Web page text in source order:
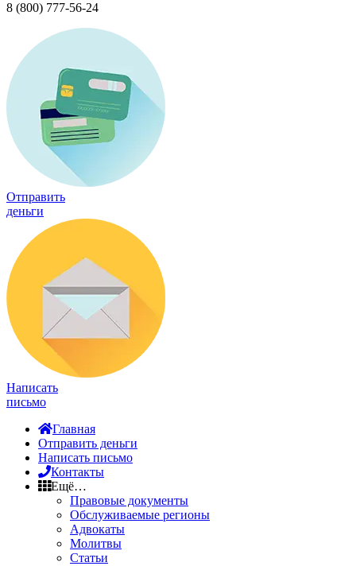
8 (800) 777-56-24
Отправить
деньги
Написать
письмо
Главная
Отправить деньги
Написать письмо
Контакты
Ещё…
Правовые документы
Обслуживаемые регионы
Адвокаты
Молитвы
Статьи